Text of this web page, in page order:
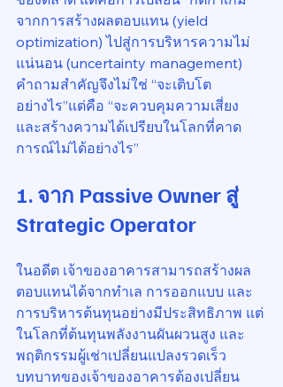
จากการสร้างผลตอบแทน (yield
optimization) ไปสู่การบริหารความไม่
แน่นอน (uncertainty management)
คำถามสำคัญจึงไม่ใช่ “จะเติบโต
อย่างไร”แต่คือ “จะควบคุมความเสี่ยง
และสร้างความได้เปรียบในโลกที่คาด
การณ์ไม่ได้อย่างไร”
1. จาก Passive Owner สู่
Strategic Operator
ในอดีต เจ้าของอาคารสามารถสร้างผล
ตอบแทนได้จากทำเล การออกแบบ และ
การบริหารต้นทุนอย่างมีประสิทธิภาพ แต่
ในโลกที่ต้นทุนพลังงานผันผวนสูง และ
พฤติกรรมผู้เช่าเปลี่ยนแปลงรวดเร็ว
บทบาทของเจ้าของอาคารต้องเปลี่ยน